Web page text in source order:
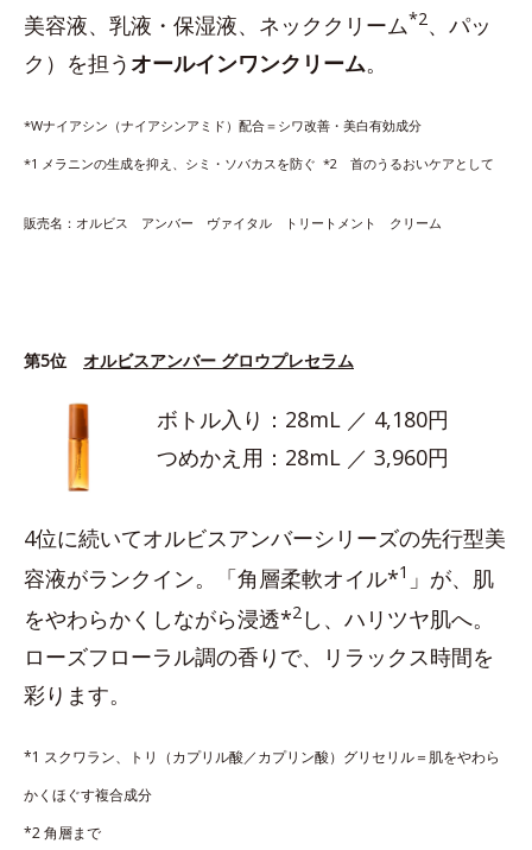
美容液、乳液・保湿液、ネッククリーム*2、パッ
ク）を担う オールインワンクリーム。
*Wナイアシン（ナイアシンアミド）配合＝シワ改善・美白有効成分
*1 メラニンの生成を抑え、シミ・ソバカスを防ぐ *2 首のうるおいケアとして
販売名：オルビス アンバー ヴァイタル トリートメント クリーム
第5位 オルビスアンバー グロウプレセラム
ボトル入り：28mL ／ 4,180円
つめかえ用：28mL ／ 3,960円
4位に続いてオルビスアンバーシリーズの先行型美
容液がランクイン。「角層柔軟オイル*1 」が、肌
をやわらかくしながら浸透*2 し、ハリツヤ肌へ。
ローズフローラル調の香りで、リラックス時間を
彩ります。
*1 スクワラン、トリ（カプリル酸／カプリン酸）グリセリル＝肌をやわら
かくほぐす複合成分
*2 角層まで